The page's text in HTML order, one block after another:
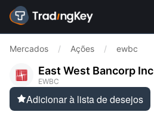
Mercados / Ações / ewbc
East West Bancorp Inc
EWBC
Adicionar à lista de desejos